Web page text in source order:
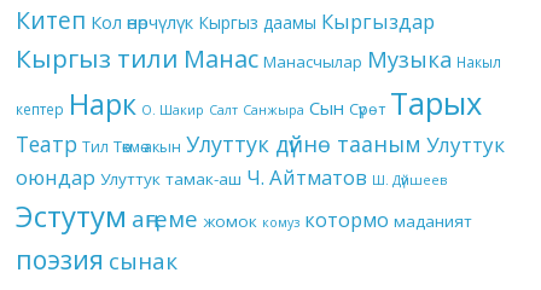
Китеп Кол өнөрчүлүк Кыргыз даамы Кыргыздар
Кыргыз тили Манас Манасчылар Музыка Накыл
кептер Нарк О. Шакир Салт Санжыра Сын Сүрөт Тарых
Театр Тил Төкмө акын Улуттук дүйнө тааным Улуттук
оюндар Улуттук тамак-аш Ч. Айтматов Ш. Дүйшеев
Эстутум аңгеме жомок комуз котормо маданият
поэзия сынак